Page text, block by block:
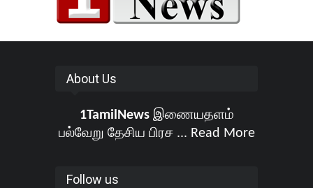
About Us
1TamilNewsஇணையதளம்
பல்வேறு தேசிய பிரச ... Read More
Follow us